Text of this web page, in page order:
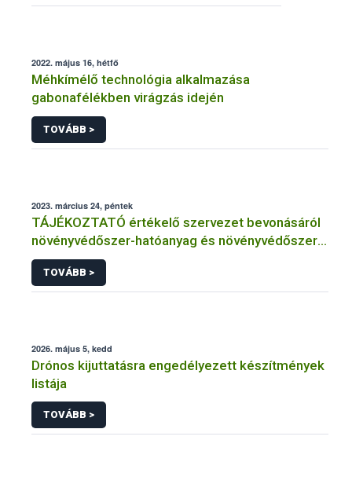
2022. május 16, hétfő
Méhkímélő technológia alkalmazása
gabonafélékben virágzás idején
TOVÁBB >
2023. március 24, péntek
TÁJÉKOZTATÓ értékelő szervezet bevonásáról
növényvédőszer-hatóanyag és növényvédőszer
engedélyezésére, továbbá a meglévő engedély
meghosszabbítására vagy módosítására irányuló
eljárásba
TOVÁBB >
2026. május 5, kedd
Drónos kijuttatásra engedélyezett készítmények
listája
TOVÁBB >